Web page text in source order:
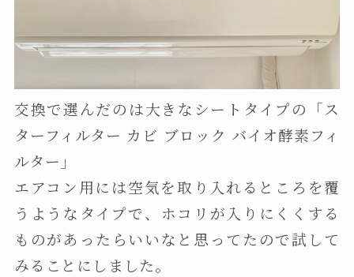
交換で選んだのは大きなシートタイプの「ス
ターフィルター カビ ブロック バイオ酵素フィ
ルター」
エアコン用には空気を取り入れるところを覆
うようなタイプで、ホコリが入りにくくする
ものがあったらいいなと思ってたので試して
みることにしました。